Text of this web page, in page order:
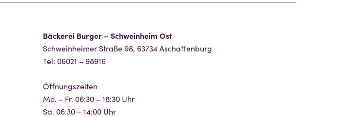
Bäckerei Burger – Schweinheim Ost
Schweinheimer Straße 98, 63734 Aschaffenburg
Tel: 06021 – 98916
Öffnungszeiten
Mo. – Fr. 06:30 – 18:30 Uhr
Sa. 06:30 – 14:00 Uhr